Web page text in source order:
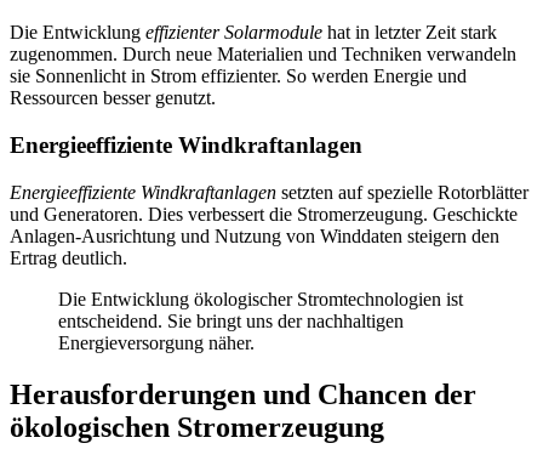
Die Entwicklung effizienter Solarmodule hat in letzter Zeit stark
zugenommen. Durch neue Materialien und Techniken verwandeln
sie Sonnenlicht in Strom effizienter. So werden Energie und
Ressourcen besser genutzt.
Energieeffiziente Windkraftanlagen
Energieeffiziente Windkraftanlagen setzten auf spezielle Rotorblätter
und Generatoren. Dies verbessert die Stromerzeugung. Geschickte
Anlagen-Ausrichtung und Nutzung von Winddaten steigern den
Ertrag deutlich.
Die Entwicklung ökologischer Stromtechnologien ist
entscheidend. Sie bringt uns der nachhaltigen
Energieversorgung näher.
Herausforderungen und Chancen der
ökologischen Stromerzeugung